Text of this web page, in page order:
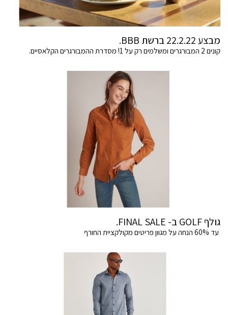
מבצע 22.2.22 ברשת BBB.
קונים 2 המבורגרים ומשלמים רק על 1! מסדרת ההמבורגרים הקלאסיים.
גולף GOLF ב- FINAL SALE.
עד 60% הנחה על מגוון פריטים מקולקציית החורף